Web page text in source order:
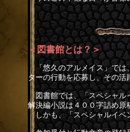
＜図書館とは？＞
「悠久のアルメイス」では
ターの行動を応募し、その
図書館では、「スペシャル
解決編小説は４００字詰め
しかも、「スペシャルイベ